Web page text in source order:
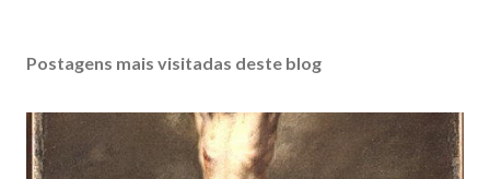
Postagens mais visitadas deste blog